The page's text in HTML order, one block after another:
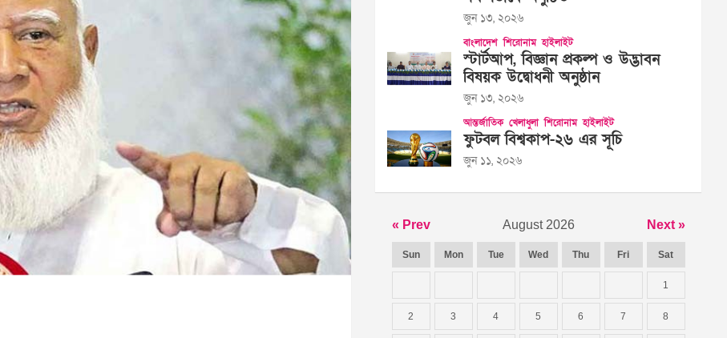
জুন ১৩, ২০২৬
বাংলাদেশ শিরোনাম হাইলাইট
স্টার্টআপ, বিজ্ঞান প্রকল্প ও উদ্ভাবন
বিষয়ক উদ্বোধনী অনুষ্ঠান
জুন ১৩, ২০২৬
আন্তর্জাতিক খেলাধুলা শিরোনাম হাইলাইট
ফুটবল বিশ্বকাপ-২৬ এর সূচি
জুন ১১, ২০২৬
« Prev August 2026 Next »
Sun Mon Tue Wed Thu Fri Sat
1
2 3 4 5 6 7 8